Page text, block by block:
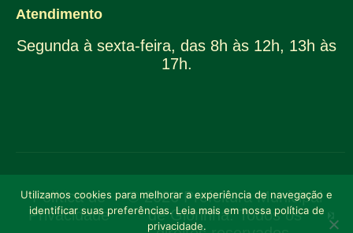
Atendimento
Segunda à sexta-feira, das 8h às 12h, 13h às
17h.
Política de
Privacidade
© 2026 Prefeitura Municipal
de Glorinha. Todos os
Utilizamos cookies para melhorar a experiência de navegação e
identificar suas preferências. Leia mais em nossa política de
privacidade.